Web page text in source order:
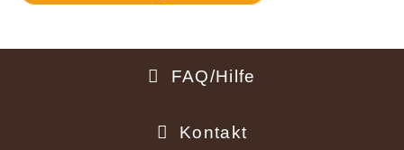
Fußbereich
FAQ/Hilfe
Kontakt